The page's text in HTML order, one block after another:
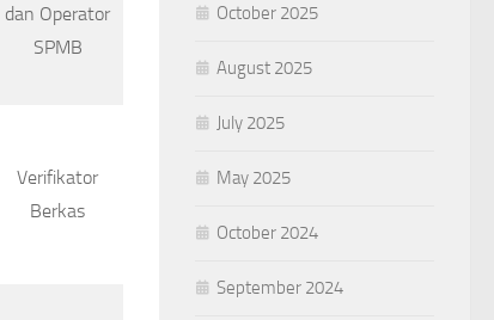
dan Operator
SPMB
Verifikator
Berkas
October 2025
August 2025
July 2025
May 2025
October 2024
September 2024